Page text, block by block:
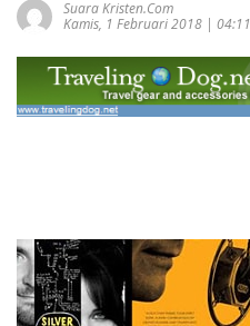
Suara Kristen.com
Kamis, 1 Februari 2018 | 04:11